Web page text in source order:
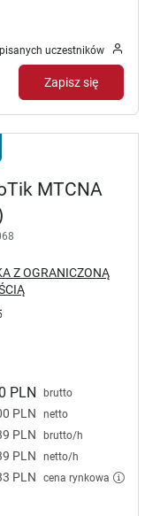
uczestników
Zapisz się
MTCNA
Z OGRANICZONĄ
PLN brutto
PLN netto
PLN brutto/h
PLN netto/h
PLN cena rynkowa